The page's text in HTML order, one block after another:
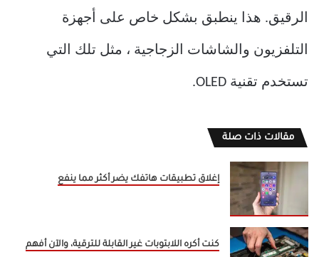
الرقيق. هذا ينطبق بشكل خاص على أجهزة
التلفزيون والشاشات الزجاجية ، مثل تلك التي
تستخدم تقنية OLED.
مقالات ذات صلة
إغلاق تطبيقات هاتفك يضر أكثر مما ينفع
كنت أكره اللابتوبات غير القابلة للترقية، والآن أفهم